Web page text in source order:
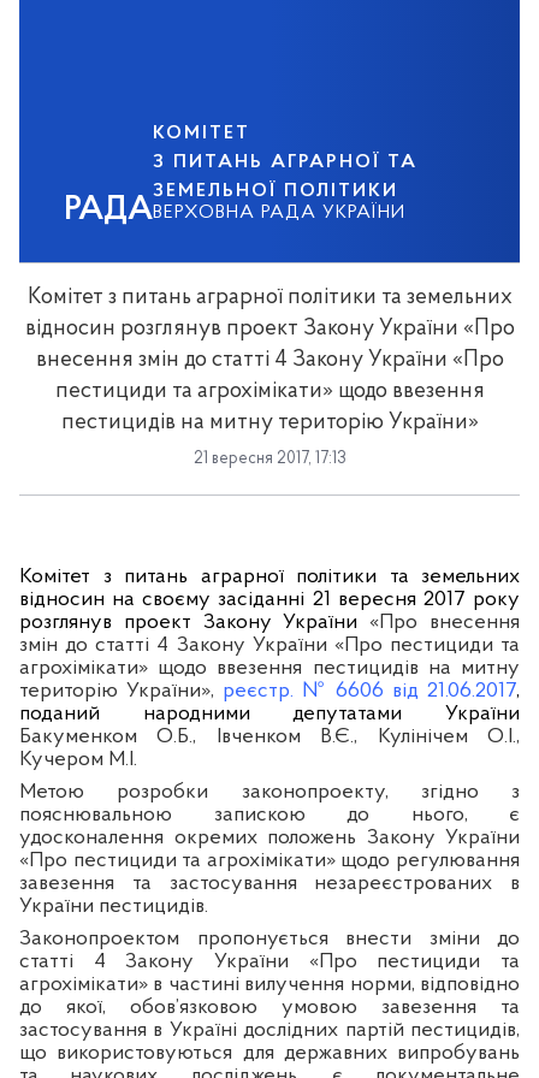
РАДА
КОМІТЕТ
З ПИТАНЬ АГРАРНОЇ ТА
ЗЕМЕЛЬНОЇ ПОЛІТИКИ
ВЕРХОВНА РАДА УКРАЇНИ
Комітет з питань аграрної політики та земельних
відносин розглянув проект Закону України «Про
внесення змін до статті 4 Закону України «Про
пестициди та агрохімікати» щодо ввезення
пестицидів на митну територію України»
21 вересня 2017, 17:13
Комітет з питань аграрної політики та земельних
відносин на своєму засіданні 21 вересня 2017 року
розглянув проект Закону України«Про внесення
змін до статті 4 Закону України «Про пестициди та
агрохімікати» щодо ввезення пестицидів на митну
територію України», реєстр. № 6606 від 21.06.2017,
поданий народними депутатами України
Бакуменком О.Б., Івченком В.Є., Кулінічем О.І.,
Кучером М.І.
Метою розробки законопроекту, згідно з
пояснювальною запискою до нього, є
удосконалення окремих положень Закону України
«Про пестициди та агрохімікати» щодо регулювання
завезення та застосування незареєстрованих в
України пестицидів.
Законопроектом пропонується внести зміни до
статті 4 Закону України «Про пестициди та
агрохімікати» в частині вилучення норми, відповідно
до якої, обов’язковою умовою завезення та
застосування в Україні дослідних партій пестицидів,
що використовуються для державних випробувань